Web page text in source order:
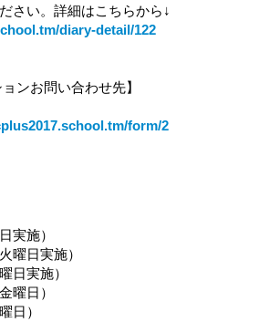
さい。詳細はこちらから↓
diary-detail/122
ンお問い合わせ先】
form/2
施）
日実施）
日実施）
曜日）
日）